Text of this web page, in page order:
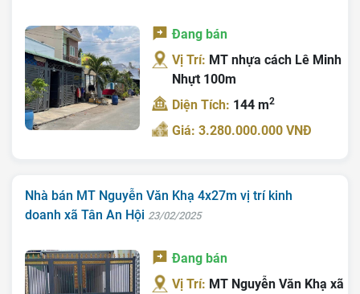
Đang bán
Vị Trí: MT nhựa cách Lê Minh
Nhựt 100m
Diện Tích: 144 m2
Giá: 3.280.000.000 VNĐ
Nhà bán MT Nguyễn Văn Khạ 4x27m vị trí kinh
doanh xã Tân An Hội 23/02/2025
Đang bán
Vị Trí: MT Nguyễn Văn Khạ xã